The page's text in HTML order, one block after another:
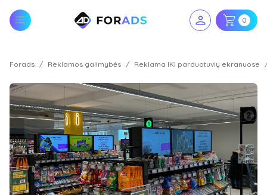
0
Forads Reklamos galimybės Reklama IKI parduotuvių ekranuose